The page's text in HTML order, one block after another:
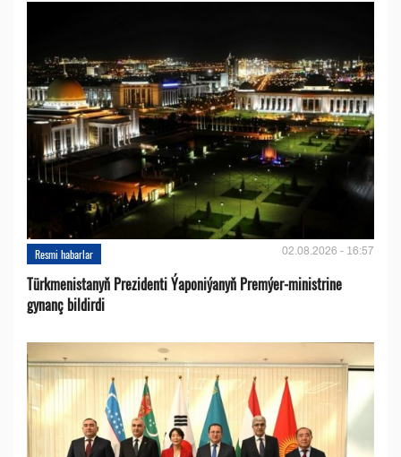
Resmi habarlar 02.08.2026 - 16:57
Türkmenistanyň Prezidenti Ýaponiýanyň Premýer-ministrine
gynanç bildirdi